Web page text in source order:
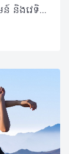
(ភ្នំពេញ)៖ Herbalife ដែលជាក្រុមហ៊ុន សហគមន៍ និងវេទិកាភ្ជាប់ទំនាក់ទំនង លំដាប់ថ្នាក់ពិភពលោក ផ្នែកសុខភាព និងសុខុមាលភាពបានចែករំលែកអំពី ការប្រកាសអំពីកិច្ចព្រមព្រៀងក្នុងការទិញយកទ្រព្យសម្បត្តិមួយចំនួនពីក្រុមហ៊ុន Bioniq ដែលជាក្រុមហ៊ុនអាហារូបត្ថម្ភផ្ទាល់ខ្លួន ដែលមានមូលដ្ឋាននៅចក្រភពអង់គ្លេស។ ប្រតិបត្តិការនេះនឹងជម្រុញ Herbalife ឱ្យឈានទៅមុខមួយកម្រិតទៀត ក្នុងនាមជាក្រុមហ៊ុនសុខភាព និងសុខុមាលភាពដែលផ្អែកលើបច្ចេកវិទ្យា និងទិន្នន័យ។ លោក Stephan Gratziani នាយកប្រតិបត្តិក្រុមហ៊ុន Herbalife បានមានប្រសាសន៍ថា៖ “សុខភាព និងសុខុមាលភាព គឺកាន់តែមានលក្ខណៈផ្ទាល់ខ្លួន និងផ្អែកលើទិន្នន័យព័ត៌មាន។ តាមរយៈការបញ្ចូលបច្ចេកវិទ្យាអាហារូបត្ថម្ភផ្ទាល់ខ្លួនរបស់ Bioniq ជាមួយ Pro2col តាមរយៈបណ្តាញចែកចាយទូទាំងពិភពលោករបស់យើង គឺយើងកំពុងពង្រីកវិសាលភាពក្នុងការផ្តល់ជូននូវសុខុមាលភាពផ្ទាល់ខ្លួនក្នុងកម្រិតដ៏ធំធេងមួយ”។ Bioniq បង្កើតរូបមន្តអាហារូបត្ថម្ភផ្ទាល់ខ្លួនដោយប្រើប្រាស់បច្ចេកវិទ្យា ព័ត៌មានសុខភាពបុគ្គល និងមូលដ្ឋានទិន្នន័យជីវសញ្ញាផ្ទាល់ខ្លួន។ រូបមន្តអាហារូបត្ថម្ភរបស់ Bioniq ត្រូវបានរចនាឡើងសម្រាប់បុគ្គលជាច្រើនប្រភេទ ចាប់ពីអ្នកប្រើប្រាស់ទូទៅ រហូតដល់អត្តពលិកលំដាប់ពិភពលោក រួមទាំងលោក Cristiano Ronaldo ផងដែរ។ Bioniq នឹងមកបំពេញបន្ថែមលើ Pro2col និង Link BioSciences ដែលត្រូវបានទិញយកក្នុងគ្រាមុនដោយ Herbalife។ ការទិញយកទ្រព្យសម្បត្តិរបស់ Bioniq អនុញ្ញាតឱ្យ Herbalife អាចផ្តល់ជូននូវអាហារូបត្ថម្ភផ្ទាល់ខ្លួនកាន់តែទូលំទូលាយ និងបានកាន់តែច្រើនទម្រង់ជាងមុន។ ការរួមបញ្ចូលគ្នានៃបច្ចេកវិទ្យារបស់ Bioniq ជាមួយនឹងជំនាញផលិតកម្មរបស់ Herbalife នឹងអនុញ្ញាតឱ្យក្រុមហ៊ុនពង្រីកអាហាររូបត្ថម្ភបានក្នុងកម្រិតកាន់តែធំ និងកាន់តែលឿនរហ័ស។ លោក Vadim Fedotov ស្ថាបនិក និងជាប្រធានក្រុមហ៊ុន Bioniq បានមានប្រសាសន៍ថា៖ «ខ្ញុំបានបង្កើត Bioniq ក្នុងឆ្នាំ ២០១៩ ជាមួយនឹងចក្ខុវិស័យក្នុងការជួយមនុស្សដើម្បីធ្វើឱ្យសុខុមាលភាពរបស់ពួកគេកាន់តែប្រសើរ តាមរយៈវិធីសាស្ត្រអាហារូបត្ថម្ភ ដែលផ្អែកលើវិទ្យាសាស្ត្រ ដែលរួមបញ្ចូលទិន្នន័យជីវសញ្ញា និងរបៀបរស់នៅរបស់បុគ្គលផ្ទាល់ខ្លួន។ខ្ញុំរីករាយដែលបានចូលរួមជាមួយ Herbalife រួមជាមួយនឹងបណ្តាញចែកចាយទូទាំងពិភពលោក និងការប្តេជ្ញាចិត្តក្នុងការលើកកម្ពស់សុខុមាលភាពក្នុងកម្រិតជាសកលរបស់ Herbalife»។ លោក Cristiano Ronaldo ដែលជាដៃគូរបស់ Herbalife និងជាម្ចាស់ភាគហ៊ុនម្នាក់របស់ Bioniq ផងនោះ គាំទ្រយ៉ាងពេញទំហឹងនូវគោលដៅរបស់ Herbalife ក្នុងការនាំយកអាហាររូបត្តម្ភដែលរៀបចំតាមតម្រូវការបុគ្គល ទៅកាន់មនុស្សកាន់តែច្រើននៅទូទាំងពិភពលោក តាមរយៈបណ្តាញអ្នកចែកចាយឯករាជ្យដែលមានស្រាប់។ លោក Cristiano Ronaldo បានមានប្រសាសន៍ថា៖ “ពេញមួយអាជីពរបស់ខ្ញុំ ជីវមាត្រ (biometrics) និងអាហាររូបត្តម្ភផ្ទាល់ខ្លួន គឺជាចំណុចស្នូលក្នុងការជួយឱ្យខ្ញុំអាចធ្វើសកម្មភាព និងប្រកួតប្រជែងក្នុងកម្រិតខ្ពស់បំផុតមួយបាន។ ក្នុងនាមជាអ្នកប្រើប្រាស់ Herbalife និង Bioniq ផ្ទាល់ជាច្រើនឆ្នាំមកនេះ ខ្ញុំយល់ច្បាស់ថាការប្រើប្រាស់អាហារូបត្ថម្ភដែលរៀបចំឱ្យត្រូវតាមតម្រូវការជាក់ស្តែង ពិតជាមានសារៈសំខាន់ណាស់ក្នុងការជួយឱ្យរាងកាយ និងសមត្ថភាពរបស់ខ្ញុំអាចឡើងទៅដល់កម្រិតខ្ពស់បាន។ ខ្ញុំពិតជារីករាយណាស់ដែលបានឃើញ Bioniq ក្លាយជាផ្នែកមួយនៃវិសាលភាពដ៏ធំធេងរបស់ Herbalife ក្នុងការជម្រុញអោយមនុស្សបានយល់ដឹងអំពីអាហារូបត្ថម្ភក៏ដូចជាសុខមាលភាពផ្ទាល់ខ្លួន”។ ប្រតិបត្តិការនេះត្រូវបានរំពឹងថានឹងបញ្ចប់នៅក្នុងត្រីមាសទីពីរនៃឆ្នាំ២០២៦បន្ទាប់ពីឆ្លងកាត់ការត្រួតពិនិត្យតាមច្បាប់ និងលក្ខខណ្ឌផ្សេងៗរួចរាល់។តម្លៃសរុបនៃការទិញមានចំនួន ៥៥ លានដុល្លារ ហើយនឹងត្រូវបង់ក្នុងរយៈពេល ៥ ឆ្នាំ ដោយទូទាត់ដំបូងចំនួន ១០ លានដុល្លារនៅពេលបញ្ចប់កិច្ចសន្យា។ ក្រៅពីនេះ ក្រុមហ៊ុនក៏នឹងបន្ថែមទឹកប្រាក់រហូតដល់ ៩៥ លានដុល្លារទៀតផងដែរ ប្រសិនបើអាជីវកម្មនេះសម្រេចបានលទ្ធផលល្អទៅតាមគោលដៅនាពេលខាងមុខ។ ជាផ្នែកមួយនៃប្រតិបត្តិការនេះ Herbalife ក៏ទទួលបានសិទ្ធិទិញយក (call option) ក្រុមហ៊ុន Bioniq LAB ដែលជាបណ្តាញដាច់ដោយឡែកមួយផ្តោតលើម៉ូលេគុលតូចៗ និង peptides។ ជម្រើសនេះជួយឱ្យក្រុមហ៊ុនមានភាពបត់បែនក្នុងការសិក្សាពីឱកាសថ្មីៗក្នុងវិស័យនេះ ប្រកបដោយសុក្រិតភាព និងការប្រើប្រាស់ដើមទុនដោយមានប្រសិទ្ធភាព។ ផលិតផល Bioniq អាចរំពឹងថានឹងមាននៅចុងឆ្នាំ២០២៦នេះ តាមរយៈអ្នកចែកចាយឯករាជ្យ Herbalife ក្នុងប្រទេសមួយចំនួនក្នុងតំបន់អឺរ៉ុប និងសហរដ្ឋអាមេរិក ហើយទីផ្សារបន្ថែមទៀតនឹងមានជាបន្តបន្ទាប់នាពេលខាងមុខ។ អំពី Bioniq Bioniq ចាប់ផ្តើមដំណើរការក្នុងឆ្នាំ២០១៩ នៅទីក្រុងឡុងដ៍ ចក្រភពអង់គ្លេស ជាក្រុមហ៊ុនឈានមុខគេក្នុងការផ្តល់អាហារូបត្ថម្ភផ្ទាល់ខ្លួន ផ្អែកលើកម្រងសំណួរផ្ទាល់ខ្លួន និងទិន្នន័យដែលទទួលបានតាមរយៈការធ្វើតេស្តឈាមដោយផ្ទាល់។ Bioniq ផ្ដល់សេវាកម្មដឹកជញ្ជូនទូទាំងសកលលោក និងមានទិន្នន័យព័ត៌មានអាហារូបត្ថម្ភដ៏ធំសម្បើម ជួយឱ្យក្រុមហ៊ុនបង្កើតរូបមន្តអាហារូបត្ថម្ភផ្ទាល់ខ្លួនដល់មនុស្សរាប់សែននាក់ដោយកំណត់យកតែសារធាតុចិញ្ចឹម និងកម្រិតប្រើប្រាស់ណាដែលរាងកាយរបស់បុគ្គលម្នាក់ៗកំពុងខ្វះខាតពិតប្រាកដ។ សម្រាប់ព័ត៌មានបន្ថែម សូមចូលទៅកាន់៖ https://www.bioniq.com/ ។ អំពីក្រុមហ៊ុន Herbalife ក្រុមហ៊ុន Herbalife (NYSE: HLF) គឺជាក្រុមហ៊ុនសុខភាព និងសុខុមាលភាពឈានមុខគេ និងជាសហគមន៍ដែលកំពុងផ្លាស់ប្តូរជីវិតរបស់មនុស្សជាមួយនឹងផលិតផលអាហារូបត្ថម្ភដ៏អស្ចារ្យ និងជាឱកាសអាជីវកម្មសម្រាប់សមាជិកឯករាជ្យ​របស់ខ្លួនចាប់តាំងពីឆ្នាំ 1980។ ក្រុមហ៊ុនផ្តល់ជូននូវផលិតផលដែលគាំទ្រដោយវិទ្យាសាស្រ្តដល់អ្នកប្រើប្រាស់នៅក្នុងទីផ្សារជាង 90។ តាមរយៈសមាជិកឯករាជ្យដែលផ្តល់ជូននូវការបណ្តុះបណ្តាលមួយទល់មួយ និងផ្តល់ការគាំទ្រសហគមន៍ដោយបំផុសគំនិតឱ្យអតិថិជនប្រកាន់ខ្ជាប់នូវរបៀបរស់នៅដែលមានភាពសកម្ម។